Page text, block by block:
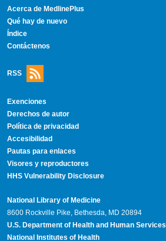
Acerca de MedlinePlus
Qué hay de nuevo
Índice
Contáctenos
RSS
Exenciones
Derechos de autor
Política de privacidad
Accesibilidad
Pautas para enlaces
Visores y reproductores
HHS Vulnerability Disclosure
National Library of Medicine
8600 Rockville Pike, Bethesda, MD 20894
U.S. Department of Health and Human Services
National Institutes of Health